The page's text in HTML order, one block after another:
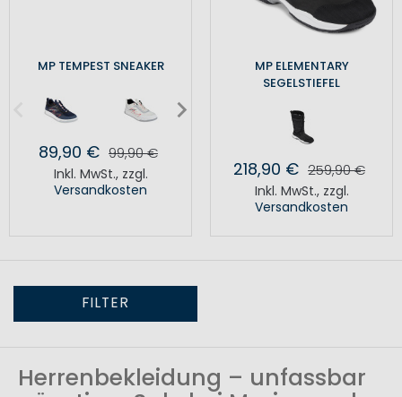
MP TEMPEST SNEAKER
89,90 € 99,90 €
Inkl. MwSt., zzgl.
Versandkosten
MP ELEMENTARY
SEGELSTIEFEL
218,90 € 259,90 €
Inkl. MwSt., zzgl.
Versandkosten
FILTER
Herrenbekleidung – unfassbar